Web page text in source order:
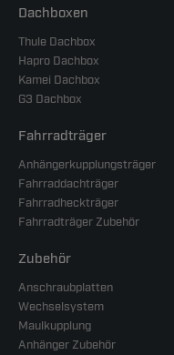
Dachboxen
Thule Dachbox
Hapro Dachbox
Kamei Dachbox
G3 Dachbox
Fahrradträger
Anhängerkupplungsträger
Fahrraddachträger
Fahrradheckträger
Fahrradträger Zubehör
Zubehör
Anschraubplatten
Wechselsystem
Maulkupplung
Anhänger Zubehör